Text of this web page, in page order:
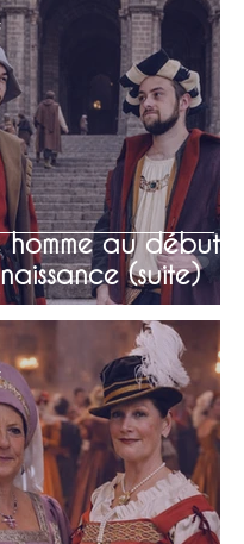
homme au début
(suite)